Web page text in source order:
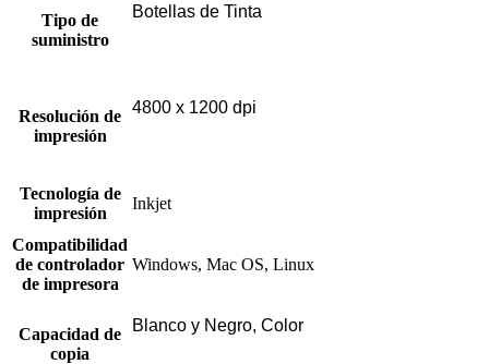
Tipo de
suministro
Botellas de Tinta
Resolución de
impresión
4800 x 1200 dpi
Tecnología de
impresión
Inkjet
Compatibilidad
de controlador
de impresora
Windows, Mac OS, Linux
Capacidad de
copia
Blanco y Negro, Color